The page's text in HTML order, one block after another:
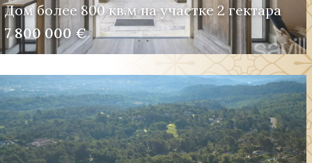
Дом более 800 кв.м на участке 2 гектара
7 800 000 €